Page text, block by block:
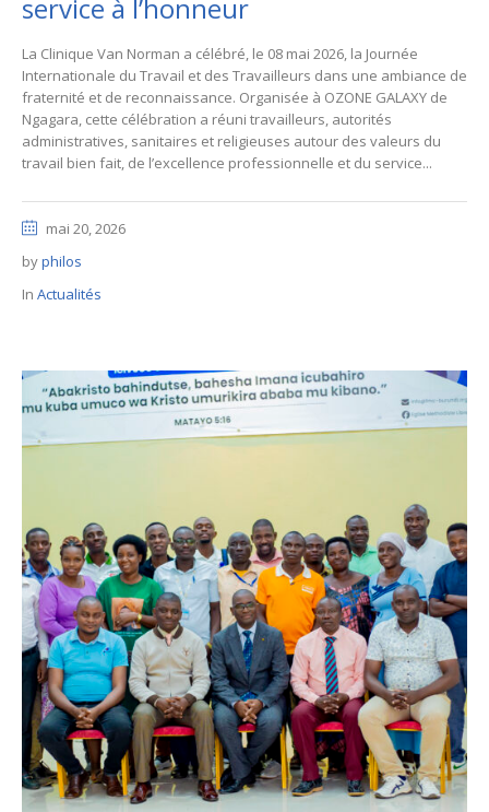
service à l’honneur
La Clinique Van Norman a célébré, le 08 mai 2026, la Journée
Internationale du Travail et des Travailleurs dans une ambiance de
fraternité et de reconnaissance. Organisée à OZONE GALAXY de
Ngagara, cette célébration a réuni travailleurs, autorités
administratives, sanitaires et religieuses autour des valeurs du
travail bien fait, de l’excellence professionnelle et du service...
mai 20, 2026
byphilos
In Actualités